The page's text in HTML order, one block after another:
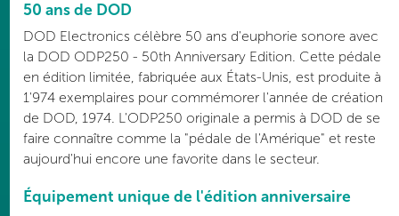
50 ans de DOD
DOD Electronics célèbre 50 ans d'euphorie sonore avec
la DOD ODP250 - 50th Anniversary Edition. Cette pédale
en édition limitée, fabriquée aux États-Unis, est produite à
1'974 exemplaires pour commémorer l'année de création
de DOD, 1974. L'ODP250 originale a permis à DOD de se
faire connaître comme la "pédale de l'Amérique" et reste
aujourd'hui encore une favorite dans le secteur.
Équipement unique de l'édition anniversaire